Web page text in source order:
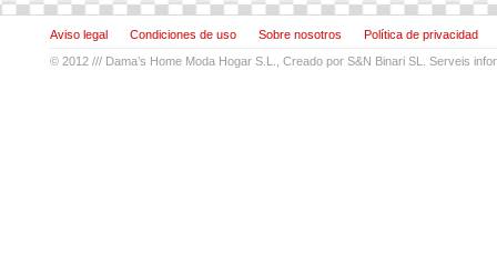
Aviso legal Condiciones de uso Sobre nosotros
Política de privacidad
© 2012 /// Dama’s Home Moda Hogar S.L. , Creado por S&N Binari SL. Serveis